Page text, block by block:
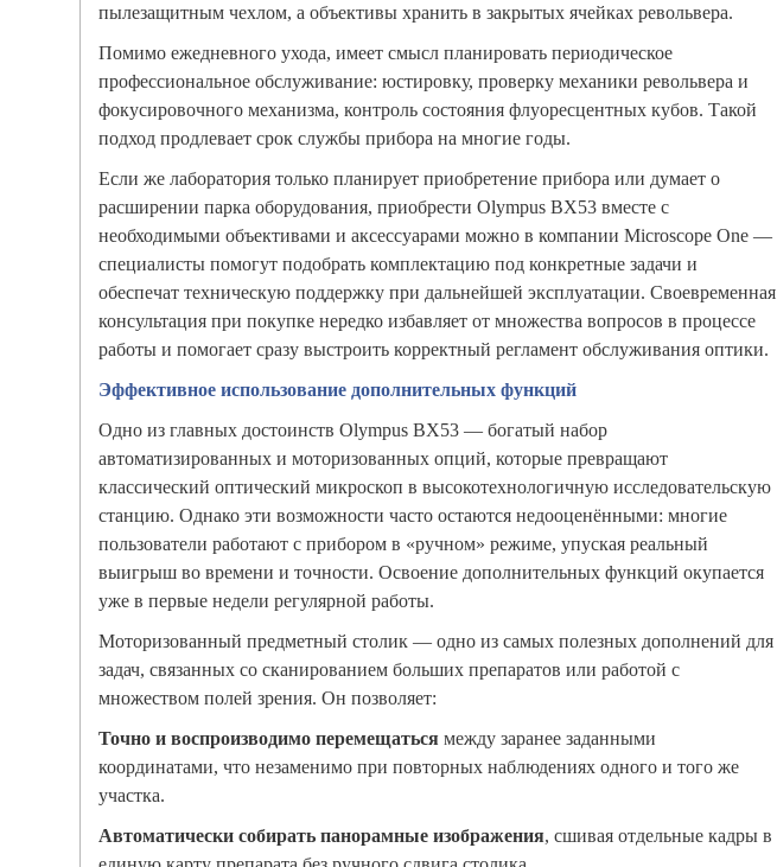
пылезащитным чехлом, а объективы хранить в закрытых ячейках револьвера.
Помимо ежедневного ухода, имеет смысл планировать периодическое
профессиональное обслуживание: юстировку, проверку механики револьвера и
фокусировочного механизма, контроль состояния флуоресцентных кубов. Такой
подход продлевает срок службы прибора на многие годы.
Если же лаборатория только планирует приобретение прибора или думает о
расширении парка оборудования, приобрести Olympus BX53 вместе с
необходимыми объективами и аксессуарами можно в компании Microscope One —
специалисты помогут подобрать комплектацию под конкретные задачи и
обеспечат техническую поддержку при дальнейшей эксплуатации. Своевременная
консультация при покупке нередко избавляет от множества вопросов в процессе
работы и помогает сразу выстроить корректный регламент обслуживания оптики.
Эффективное использование дополнительных функций
Одно из главных достоинств Olympus BX53 — богатый набор
автоматизированных и моторизованных опций, которые превращают
классический оптический микроскоп в высокотехнологичную исследовательскую
станцию. Однако эти возможности часто остаются недооценёнными: многие
пользователи работают с прибором в «ручном» режиме, упуская реальный
выигрыш во времени и точности. Освоение дополнительных функций окупается
уже в первые недели регулярной работы.
Моторизованный предметный столик — одно из самых полезных дополнений для
задач, связанных со сканированием больших препаратов или работой с
множеством полей зрения. Он позволяет:
Точно и воспроизводимо перемещаться между заранее заданными
координатами, что незаменимо при повторных наблюдениях одного и того же
участка.
Автоматически собирать панорамные изображения, сшивая отдельные кадры в